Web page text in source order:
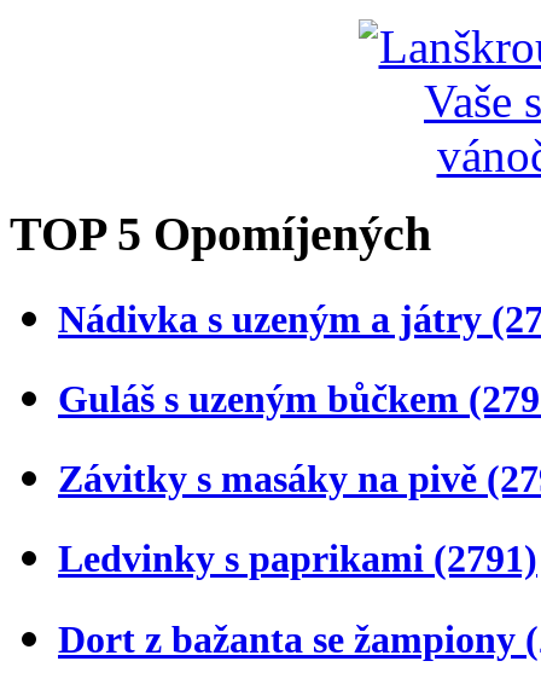
TOP 5 Opomíjených
Nádivka s uzeným a játry
Guláš s uzeným bůčkem
Závitky s masáky na pivě
Ledvinky s paprikami (2791)
Dort z bažanta se žampiony